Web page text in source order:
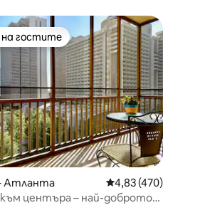
5, 180 отзива
на гостите
на гостите
Атланта Средна оценка: 4,83
4,83 (470)
към центъра – най-доброто